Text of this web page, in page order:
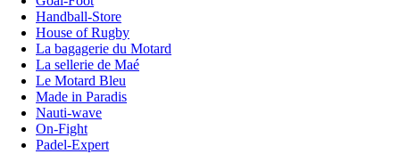
Handball-Store
House of Rugby
La bagagerie du Motard
La sellerie de Maé
Le Motard Bleu
Made in Paradis
Nauti-wave
On-Fight
Padel-Expert